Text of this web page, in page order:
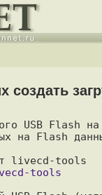
создать
USB Flash
на Flash